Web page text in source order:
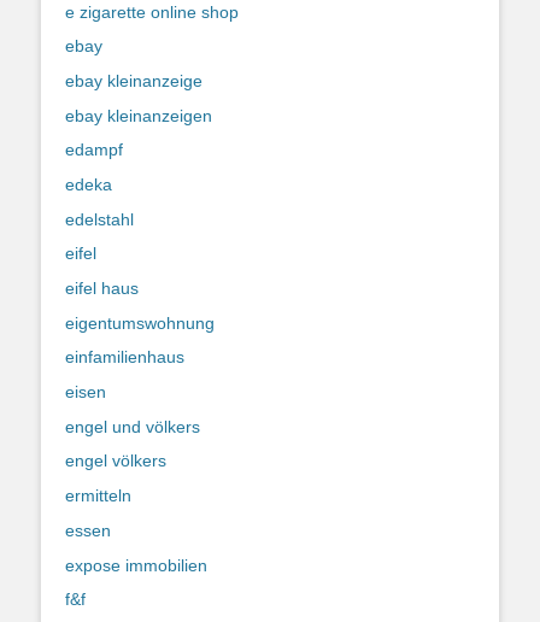
e zigarette online shop
ebay
ebay kleinanzeige
ebay kleinanzeigen
edampf
edeka
edelstahl
eifel
eifel haus
eigentumswohnung
einfamilienhaus
eisen
engel und völkers
engel völkers
ermitteln
essen
expose immobilien
f&f